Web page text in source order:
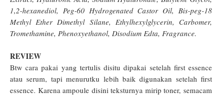
1,2-hexanediol, Peg-60 Hydrogenated Castor Oil, Bis-peg-18
Methyl Ether Dimethyl Silane, Ethylhexylglycerin, Carbomer,
Tromethamine, Phenoxyethanol, Disodium Edta, Fragrance.
REVIEW
Btw cara pakai yang tertulis disitu dipakai setelah first essence
atau serum, tapi menurutku lebih baik digunakan setelah first
essence. Karena ampoule disini teksturnya mirip toner, semacam